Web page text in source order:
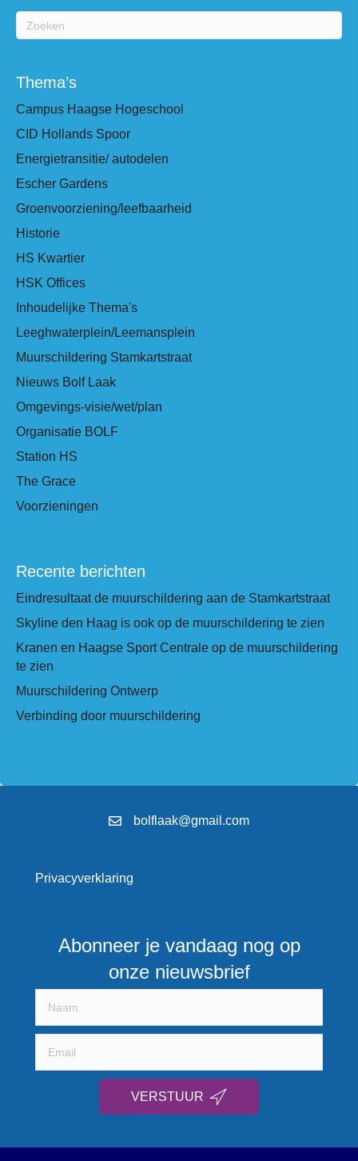
Thema’s
Campus Haagse Hogeschool
CID Hollands Spoor
Energietransitie/ autodelen
Escher Gardens
Groenvoorziening/leefbaarheid
Historie
HS Kwartier
HSK Offices
Inhoudelijke Thema's
Leeghwaterplein/Leemansplein
Muurschildering Stamkartstraat
Nieuws Bolf Laak
Omgevings-visie/wet/plan
Organisatie BOLF
Station HS
The Grace
Voorzieningen
Recente berichten
Eindresultaat de muurschildering aan de Stamkartstraat
Skyline den Haag is ook op de muurschildering te zien
Kranen en Haagse Sport Centrale op de muurschildering
te zien
Muurschildering Ontwerp
Verbinding door muurschildering
bolflaak@gmail.com
Privacyverklaring
Abonneer je vandaag nog op
onze nieuwsbrief
VERSTUUR